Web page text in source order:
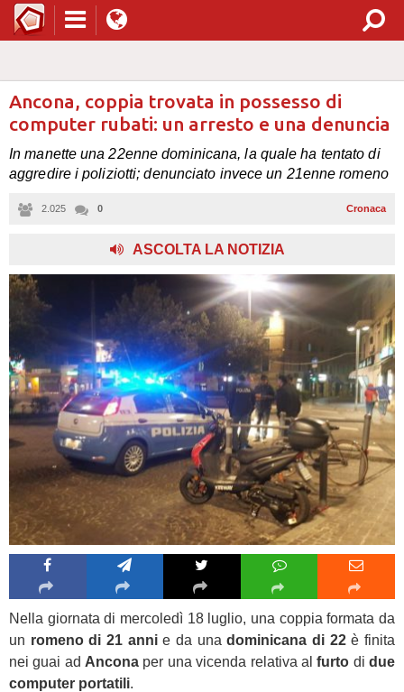
Ancona, coppia trovata in possesso di
computer rubati: un arresto e una denuncia
In manette una 22enne dominicana, la quale ha tentato di
aggredire i poliziotti; denunciato invece un 21enne romeno
2.025 0 Cronaca
ASCOLTA LA NOTIZIA
Nella giornata di mercoledì 18 luglio, una coppia formata da
un romeno di 21 annie da unadominicana di 22è finita
nei guai ad Ancona per una vicenda relativa alfurto didue
computer portatili.